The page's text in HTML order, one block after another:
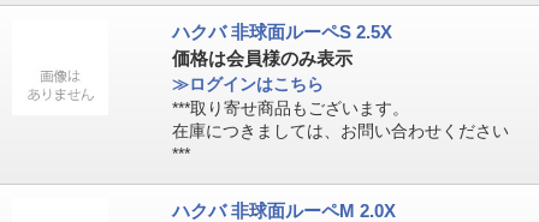
ハクバ 非球面ルーペS 2.5X
価格は会員様のみ表示
≫ログインはこちら
***取り寄せ商品もございます。
在庫につきましては、お問い合わせください
***
ハクバ 非球面ルーペM 2.0X